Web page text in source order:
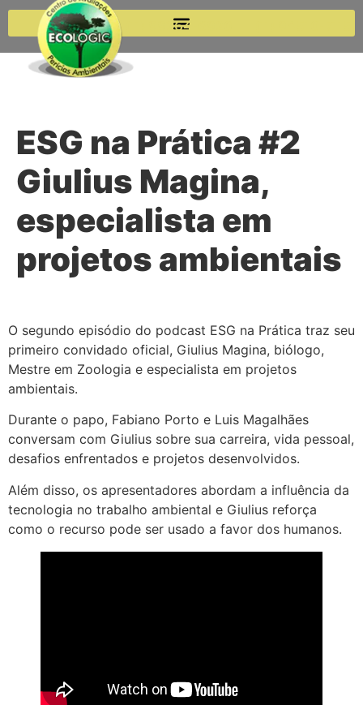
(11) 99264-6920
ESG na Prática #2
Giulius Magina,
especialista em
projetos ambientais
O segundo episódio do podcast ESG na Prática traz seu
primeiro convidado oficial, Giulius Magina, biólogo,
Mestre em Zoologia e especialista em projetos
ambientais.
Durante o papo, Fabiano Porto e Luis Magalhães
conversam com Giulius sobre sua carreira, vida pessoal,
desafios enfrentados e projetos desenvolvidos.
Além disso, os apresentadores abordam a influência da
tecnologia no trabalho ambiental e Giulius reforça
como o recurso pode ser usado a favor dos humanos.